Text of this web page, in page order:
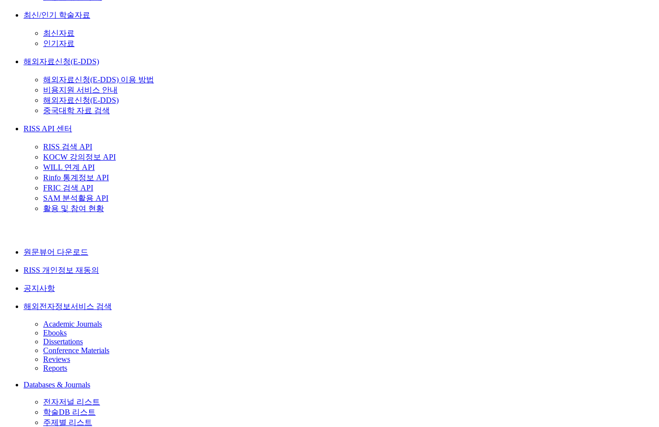
최신/인기 학술자료
최신자료
인기자료
해외자료신청(E-DDS)
해외자료신청(E-DDS) 이용 방법
비용지원 서비스 안내
해외자료신청(E-DDS)
중국대학 자료 검색
RISS API 센터
RISS 검색 API
KOCW 강의정보 API
WILL 연계 API
Rinfo 통계정보 API
FRIC 검색 API
SAM 분석활용 API
활용 및 참여 현황
원문뷰어 다운로드
RISS 개인정보 재동의
공지사항
해외전자정보서비스 검색
Academic Journals
Ebooks
Dissertations
Conference Materials
Reviews
Reports
Databases & Journals
전자저널 리스트
학술DB 리스트
주제별 리스트